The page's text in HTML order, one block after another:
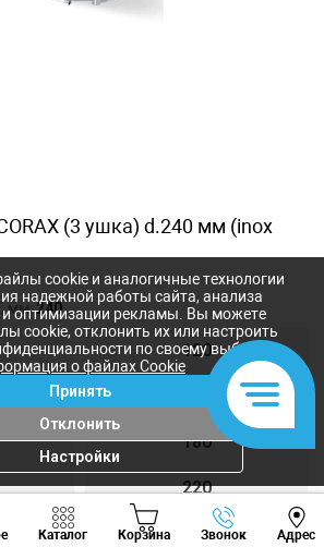
(3 ушка) d.240 мм (inox
мм:240
120
180
220
240
Каталог Корзина Звонок Адрес
Viber Whatsapp
cookie и аналогичные технологии
надежной работы сайта, анализа
оптимизации рекламы. Вы можете
cookie, отклонить их или настроить
по своему выбору.
о файлах Cookie
Принять
Отклонить
Настройки